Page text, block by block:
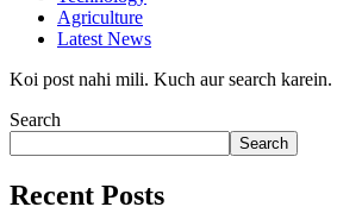
Agriculture
Latest News
Koi post nahi mili. Kuch aur search karein.
Search
Search
Recent Posts